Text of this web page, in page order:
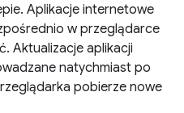
Aplikacje internetowe
w przeglądarce
Aktualizacje aplikacji
natychmiast po
pobierze nowe